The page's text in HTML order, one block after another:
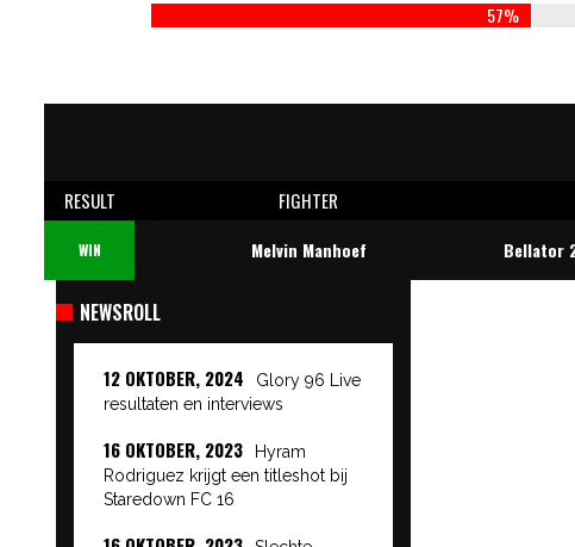
57%
RESULT FIGHTER
WIN Melvin Manhoef Bellator
NEWSROLL
12 OKTOBER, 2024
Glory 96 Live
resultaten en interviews
16 OKTOBER, 2023
Hyram
Rodriguez krijgt een titleshot bij
Staredown FC 16